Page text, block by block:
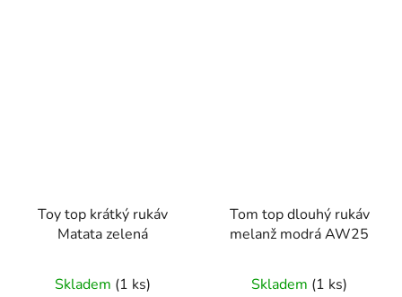
Toy top krátký rukáv
Matata zelená
Skladem (1 ks)
Tom top dlouhý rukáv
melanž modrá AW25
Skladem (1 ks)